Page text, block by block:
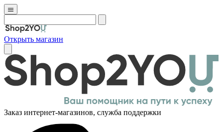
Открыть магазин
Заказ интернет-магазинов, служба поддержки